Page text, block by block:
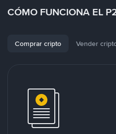
CÓMO FUNCIONA EL
Comprar cripto Vender